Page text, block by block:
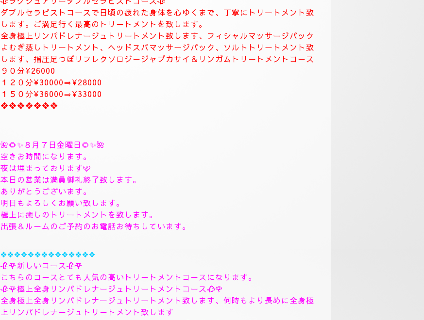
🍀お店のコンセプト🍀
当店は純粋で健全なリラクゼーションサロンです。お客様へのおもてなしを一番に大切にしています。
お客様には質の高いトリートメント丁寧な接客、カウンセリングを致します。
くつろげる空間の中で上質なトリートメントで心身共にリラックスして頂き、ワンランク上のおもてな
しで疲れた貴方様のお体を丁寧なトリートメントで癒やします。
ナチュラルはリラグゼーション、エステを中心としたお店になります。
ナチュラルはお客様のお体と健康維持のメンテナスサロンを目指します。
お客様に寄り添ったおもてなしを心がけております。
癒しとリラグゼーショントリートメントを高めていきます。
ナチュラルは完全プライベートトリートメントサロン貸し切りゆっくりトリートメント致します。
大人の隠れ家、本格的リラグゼーションサロンです。
紳士的なお客様に来て頂きたいと思います。
❖❖❖❖❖❖❖
🥀🌹新しいコース🥀🌹
🥀８月のおすすめコースになります。🥀
８月６日からの新しいコース一番おすすめ致します。
🥀ラグジュアリーダブルセラピストコース🥀
ダブルセラピストコースで日頃の疲れた身体を心ゆくまで、丁寧にトリートメント致
します。ご満足行く最高のトリートメントを致します。
よむぎ蒸しトリートメント、ヘッドスパマッサージパック、ソルトトリートメント致
します、指圧足つぼリフレクソロジージャプカサイ＆リンガムトリートメントコース
９０分¥26000
１２０分¥30000⇒¥28000
１５０分¥36000⇒¥33000
❖❖❖❖❖❖❖